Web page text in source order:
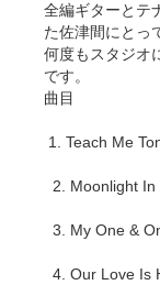
全編ギターとテ
た佐津間にとっ
何度もスタジオ
です。
曲目
1. Teach Me
2. Moonlight In
3. My One &
4. Our Love Is